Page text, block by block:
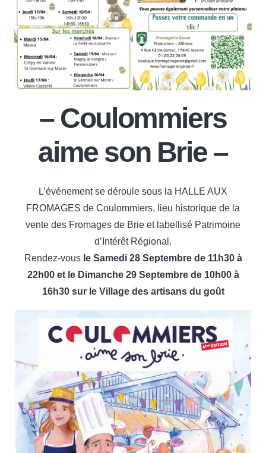
– Coulommiers
aime son Brie –
L’événement se déroule sous la HALLE AUX
FROMAGES de Coulommiers, lieu historique de la
vente des Fromages de Brie et labellisé Patrimoine
d’Intérêt Régional.
Rendez-vous le Samedi 28 Septembre de 11h30 à
22h00 et le Dimanche 29 Septembre de 10h00 à
16h30 sur le Village des artisans du goût